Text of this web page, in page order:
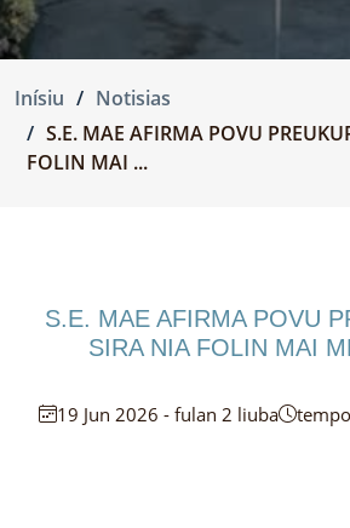
Inísiu
Notisias
S.E. MAE AFIRMA POVU
FOLIN MAI ...
S.E. MAE AFIRMA POVU
SIRA NIA FOLIN MAI
19 Jun 2026 - fulan 2 liuba